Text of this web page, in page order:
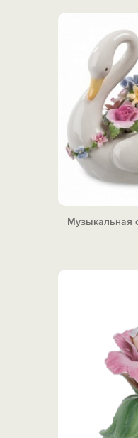
Музыкальная